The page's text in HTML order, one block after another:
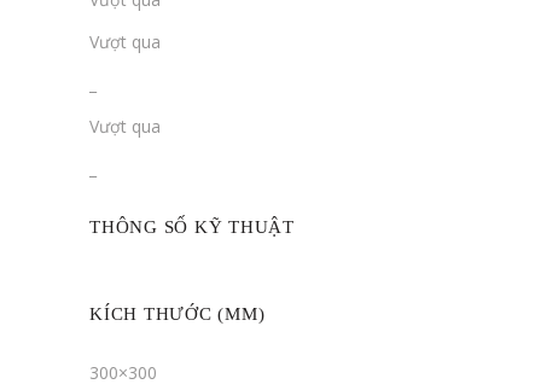
Vượt qua
Vượt qua
THÔNG SỐ KỸ THUẬT
KÍCH THƯỚC (MM)
300×300